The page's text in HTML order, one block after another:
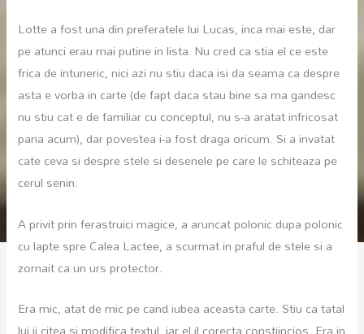
Lotte a fost una din preferatele lui Lucas, inca mai este, dar
pe atunci erau mai putine in lista. Nu cred ca stia el ce este
frica de intuneric, nici azi nu stiu daca isi da seama ca despre
asta e vorba in carte (de fapt daca stau bine sa ma gandesc
nu stiu cat e de familiar cu conceptul, nu s-a aratat infricosat
pana acum), dar povestea i-a fost draga oricum. Si a invatat
cate ceva si despre stele si desenele pe care le schiteaza pe
cerul senin.
A privit prin ferastruici magice, a aruncat polonic dupa polonic
cu lapte spre Calea Lactee, a scurmat in praful de stele si a
zornait ca un urs protector.
Era mic, atat de mic pe cand iubea aceasta carte. Stiu ca tatal